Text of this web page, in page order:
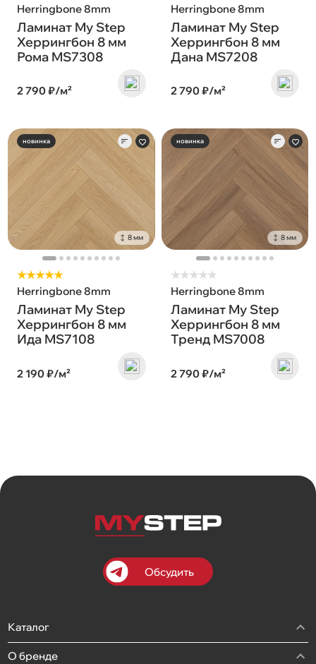
Herringbone 8mm
Ламинат My Step
Херрингбон 8 мм
Рома MS7308
2 790 ₽/м²
Herringbone 8mm
Ламинат My Step
Херрингбон 8 мм
Дана MS7208
2 790 ₽/м²
новинка
8 мм
★★★★★
Herringbone 8mm
Ламинат My Step
Херрингбон 8 мм
Ида MS7108
2 190 ₽/м²
новинка
8 мм
★★★★★
Herringbone 8mm
Ламинат My Step
Херрингбон 8 мм
Тренд MS7008
2 790 ₽/м²
Обсудить
Каталог
О бренде